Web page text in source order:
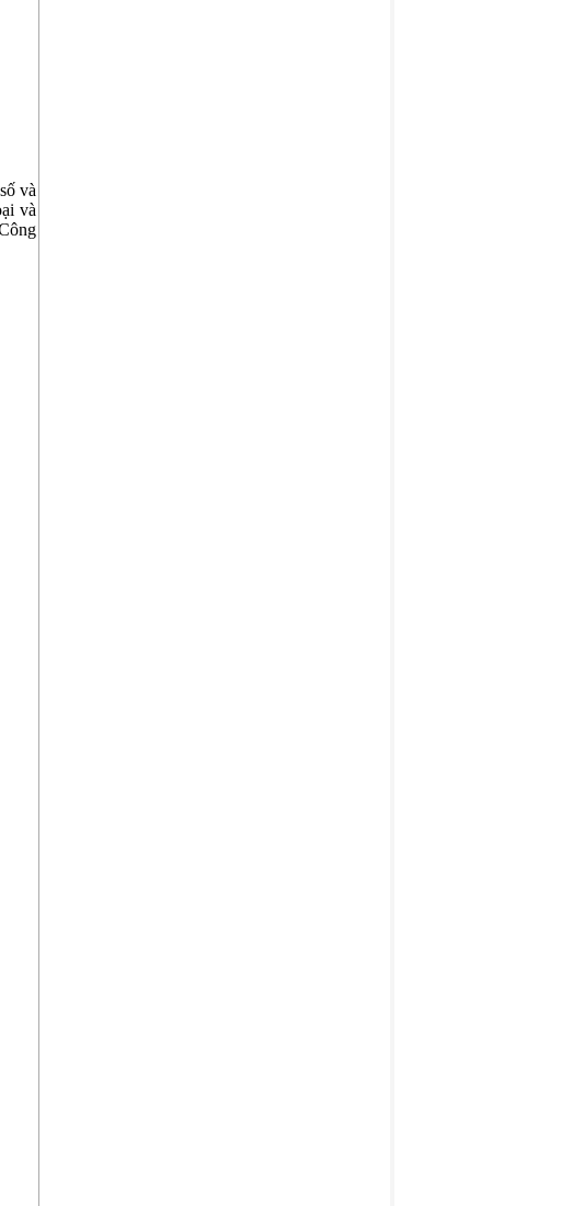
và
và